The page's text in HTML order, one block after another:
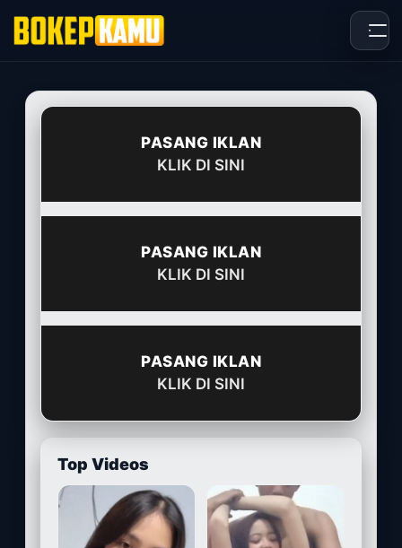
PASANG IKLAN
KLIK DI SINI
PASANG IKLAN
KLIK DI SINI
PASANG IKLAN
KLIK DI SINI
Top Videos